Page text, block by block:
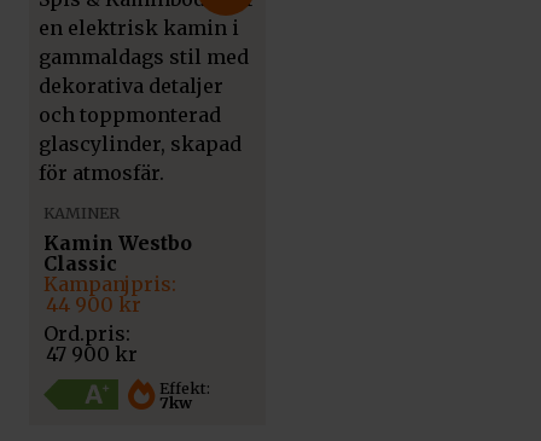
Effekt:
7kw
KAMINER
Kamin Westbo
Classic
47 900 kr
Det
ursprungliga
priset
var:
47
900 kr.
44 900 kr
Det
nuvarande
priset
är:
44
900 kr.